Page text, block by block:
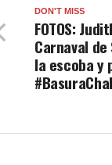
DON'T MISS
FOTOS:
Carnaval
la escoba y